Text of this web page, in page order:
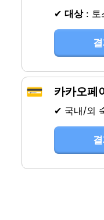
✔ 대상 : 토
💳 카카오페
✔ 국내/외